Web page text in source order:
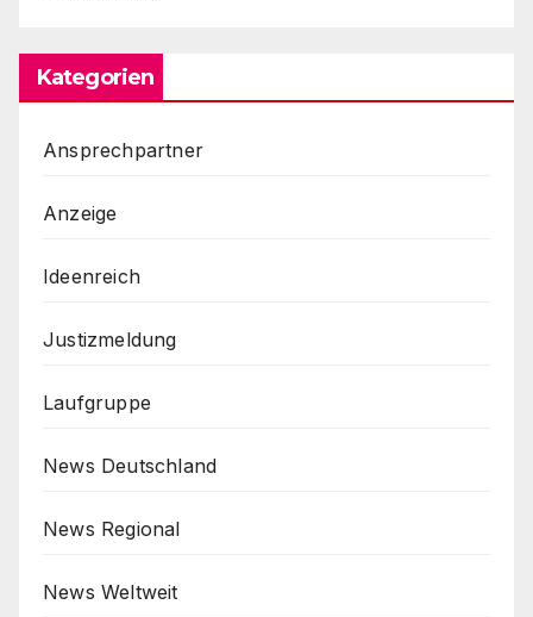
Kategorien
Ansprechpartner
Anzeige
Ideenreich
Justizmeldung
Laufgruppe
News Deutschland
News Regional
News Weltweit